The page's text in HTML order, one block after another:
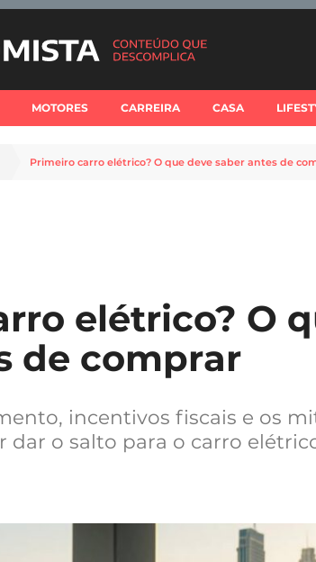
MOTORES CARREIRA CASA
Primeiro carro elétrico? O que deve saber antes de
elétrico? O
de comprar
incentivos fiscais e os
o salto para o carro